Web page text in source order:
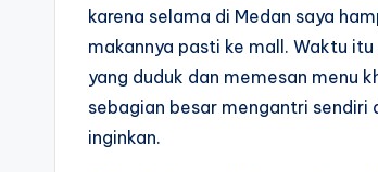
karena selama di Medan saya
makannya pasti ke mall. Waktu
yang duduk dan memesan menu
sebagian besar mengantri sendiri
inginkan.